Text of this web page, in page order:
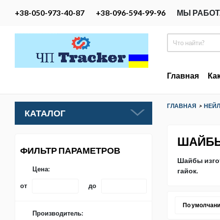
+38-050-973-40-87 +38-096-594-99-96 МЫ
Главная
КАТАЛОГ
ФИЛЬТР ПАРАМЕТРОВ
Цена:
от до
Производитель:
ГЛАВНАЯ >
Шайбы
гайок.
По